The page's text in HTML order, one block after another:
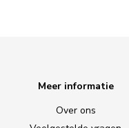
Meer informatie
Over ons